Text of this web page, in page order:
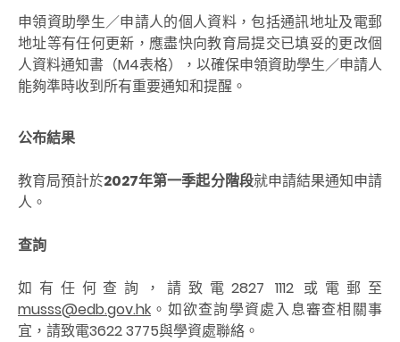
申領資助學生／申請人的個人資料，包括通訊地址及電郵
地址等有任何更新，應盡快向教育局提交已填妥的更改個
人資料通知書（M4表格），以確保申領資助學生／申請人
能夠準時收到所有重要通知和提醒。
公布結果
教育局預計於2027年第一季起分階段就申請結果通知申請
人。
查詢
如有任何查詢，請致電2827 1112 或電郵至
musss@edb.gov.hk 。如欲查詢學資處入息審查相關事
宜，請致電3622 3775與學資處聯絡。